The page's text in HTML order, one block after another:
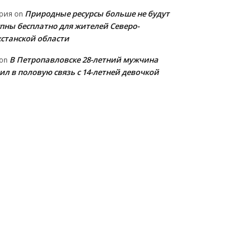
on Природные ресурсы больше не будут
бесплатно для жителей Северо-
области
on В Петропавловске 28-летний мужчина
в половую связь с 14-летней девочкой